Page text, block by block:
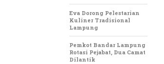
Eva Dorong Pelestarian
Kuliner Tradisional
Lampung
Pemkot Bandar Lampung
Rotasi Pejabat, Dua Camat
Dilantik